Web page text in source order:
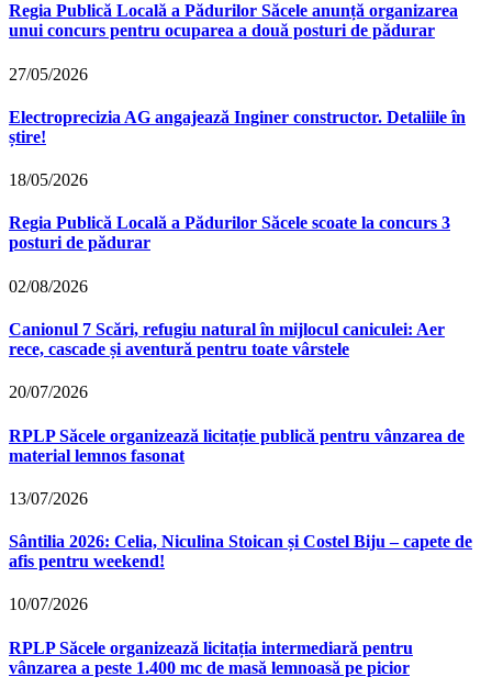
Regia Publică Locală a Pădurilor Săcele anunță organizarea
unui concurs pentru ocuparea a două posturi de pădurar
27/05/2026
Electroprecizia AG angajează Inginer constructor. Detaliile în
știre!
18/05/2026
Regia Publică Locală a Pădurilor Săcele scoate la concurs 3
posturi de pădurar
02/08/2026
Canionul 7 Scări, refugiu natural în mijlocul caniculei: Aer
rece, cascade și aventură pentru toate vârstele
20/07/2026
RPLP Săcele organizează licitație publică pentru vânzarea de
material lemnos fasonat
13/07/2026
Sântilia 2026: Celia, Niculina Stoican și Costel Biju – capete de
afis pentru weekend!
10/07/2026
RPLP Săcele organizează licitația intermediară pentru
vânzarea a peste 1.400 mc de masă lemnoasă pe picior